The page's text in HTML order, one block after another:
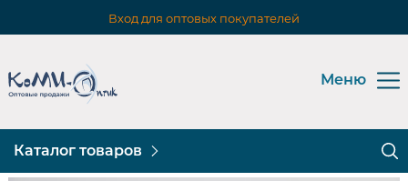
Вход для оптовых покупателей
Меню
Каталог товаров